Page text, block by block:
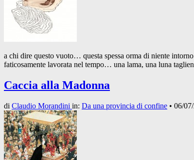
a chi dire questo vuoto… questa spessa orma di niente
faticosamente lavorata nel tempo… una lama, una luna
Caccia alla Madonna
di Claudio Morandini in: Da una provincia di confine • 06/